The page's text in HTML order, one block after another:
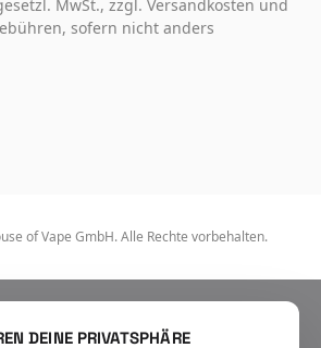
MwSt., zzgl. Versandkosten und
sofern nicht anders
of Vape GmbH. Alle Rechte vorbehalten.
DEINE PRIVATSPHÄRE